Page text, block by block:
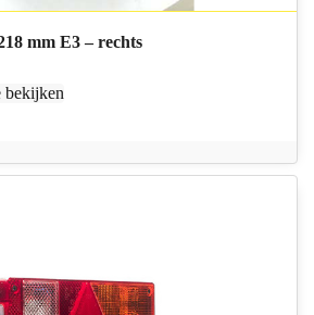
mm E3 – rechts
bekijken